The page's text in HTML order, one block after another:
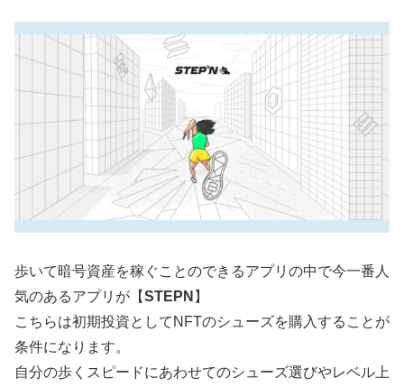
歩いて暗号資産を稼ぐことのできるアプリの中で今一番人
気のあるアプリが【STEPN 】
こちらは初期投資としてNFTのシューズを購入することが
条件になります。
自分の歩くスピードにあわせてのシューズ選びやレベル上